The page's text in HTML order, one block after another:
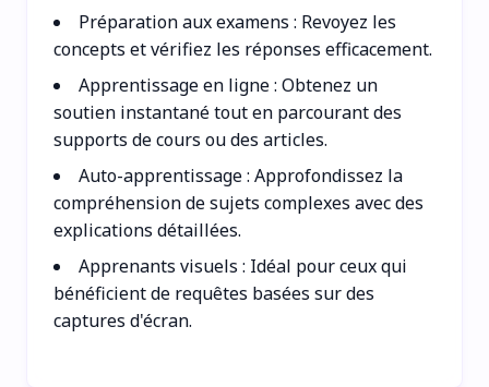
Préparation aux examens : Revoyez les
concepts et vérifiez les réponses efficacement.
Apprentissage en ligne : Obtenez un
soutien instantané tout en parcourant des
supports de cours ou des articles.
Auto-apprentissage : Approfondissez la
compréhension de sujets complexes avec des
explications détaillées.
Apprenants visuels : Idéal pour ceux qui
bénéficient de requêtes basées sur des
captures d'écran.